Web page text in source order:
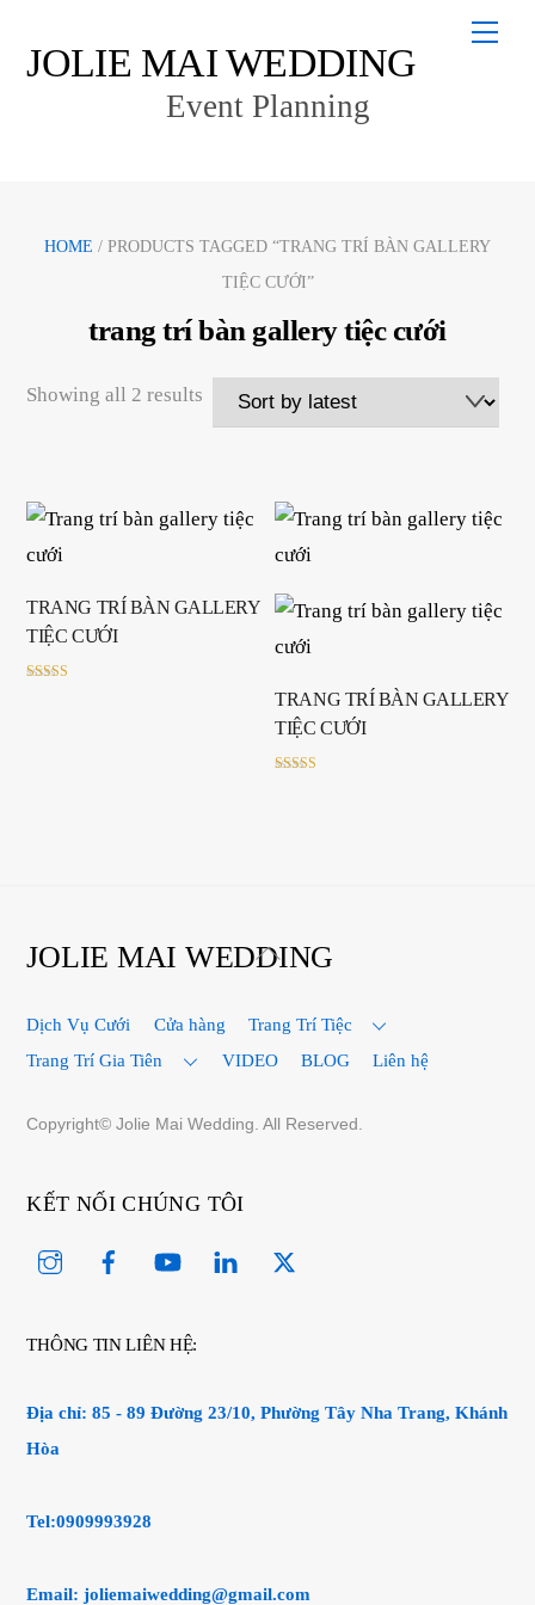
JOLIE MAI WEDDING
Event Planning
HOME / PRODUCTS TAGGED “TRANG TRÍ BÀN GALLERY
TIỆC CƯỚI”
trang trí bàn gallery tiệc cưới
Showing all 2 results Sorted
by
TRANG TRÍ BÀN GALLERY
TIỆC CƯỚI
TRANG TRÍ BÀN GALLERY
TIỆC CƯỚI
Back
Top
JOLIE MAI WEDDING
Dịch Vụ Cưới Cửa hàng
Trang Trí Tiệc
Trang Trí Gia Tiên
VIDEO BLOG Liên hệ
Copyright© Jolie Mai Wedding. All Reserved.
KẾT NỐI CHÚNG TÔI
Instagram Facebook YouTube Linked
THÔNG TIN LIÊN HỆ:
Địa chỉ: 85 - 89 Đường 23/10, Phường Tây Nha Trang, Khánh
Hòa
Tel:0909993928
Email: joliemaiwedding@gmail.com